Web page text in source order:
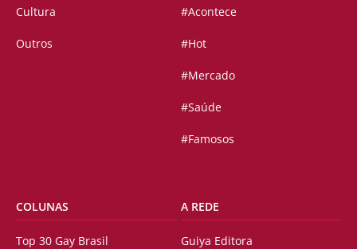
Cultura
Outros
#Acontece
#Hot
#Mercado
#Saúde
#Famosos
COLUNAS
Top 30 Gay Brasil
A REDE
Guiya Editora